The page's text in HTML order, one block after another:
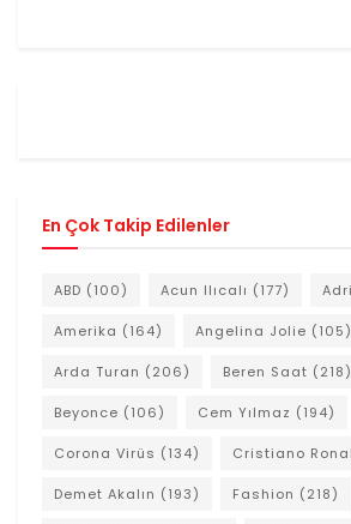
En Çok Takip Edilenler
ABD (100) Acun Ilıcalı (177)
Amerika (164) Angelina Jolie (105)
Arda Turan (206) Beren Saat (218)
Beyonce (106) Cem Yılmaz (194)
Corona Virüs (134) Cristiano
Demet Akalın (193) Fashion (218)